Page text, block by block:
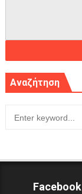
Αναζήτηση
Facebook